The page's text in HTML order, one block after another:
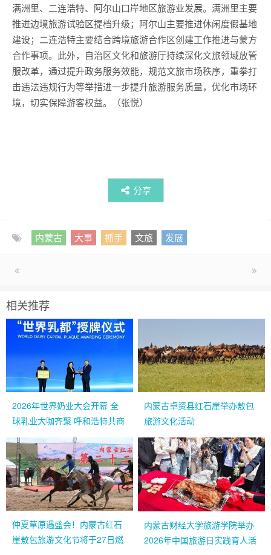
满洲里、二连浩特、阿尔山口岸地区旅游业发展。满洲里主要
推进边境旅游试验区提档升级；阿尔山主要推进休闲度假基地
建设；二连浩特主要结合跨境旅游合作区创建工作推进与蒙方
合作事项。此外，自治区文化和旅游厅持续深化文旅领域放管
服改革，通过提升政务服务效能，规范文旅市场秩序，重拳打
击违法违规行为等举措进一步提升旅游服务质量，优化市场环
境，切实保障游客权益。（张悦）
分享
内蒙古 大事 抓手 文旅 发展
相关推荐
2026年世界奶业大会开幕 全
球乳业大咖齐聚 呼和浩特共商
发展大计
内蒙古卓资县红石崖举办敖包
旅游文化活动
仲夏草原遇盛会！内蒙古红石
崖敖包旅游文化节将于27日燃
内蒙古财经大学旅游学院举办
2026年中国旅游日实践育人活